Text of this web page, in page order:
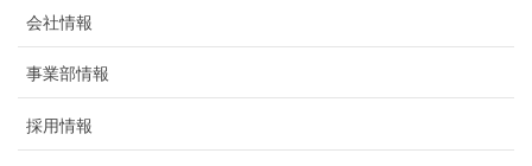
会社情報
事業部情報
採用情報